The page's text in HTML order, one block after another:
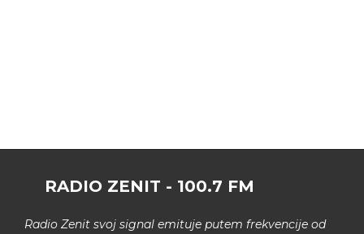
RADIO ZENIT - 100.7 FM
Radio Zenit svoj signal emituje putem frekvencije od